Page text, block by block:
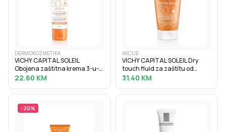
DERMOKOZMETIKA
VICHY CAPITAL SOLEIL
Obojena zaštitna krema 3-u-1
protiv tamnih mrlja SPF50+, 50
22.60 KM
AKCIJE
VICHY CAPITAL SOLEIL Dry
touch fluid za zaštitu od
sunca protiv masnoga sjaja
31.40 KM
-20%